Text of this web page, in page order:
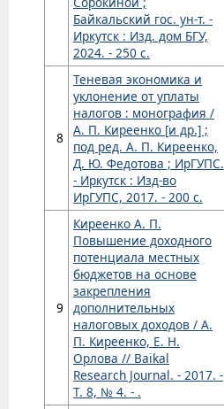
Байкальский гос. ун-т. -
Иркутск : Изд. дом БГУ,
2024. - 250 с.
8
Теневая экономика и
уклонение от уплаты
налогов : монография /
А. П. Киреенко [и др.] ;
под ред. А. П. Киреенко,
Д. Ю. Федотова ; ИрГУПС.
- Иркутск : Изд-во
ИрГУПС, 2017. - 200 с.
9
Киреенко А. П.
Повышение доходного
потенциала местных
бюджетов на основе
закрепления
дополнительных
налоговых доходов / А.
П. Киреенко, Е. Н.
Орлова // Baikal
Research Journal. - 2017. -
Т. 8, № 4. - .